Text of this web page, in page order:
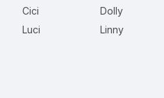
Cici
Luci
Dolly
Linny